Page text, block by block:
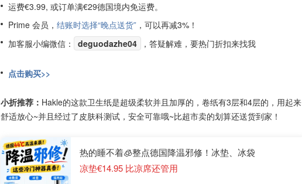
运费€3.99, 或订单满€29德国境内免运费。
Prime 会员， 结账时选择“晚点送货” ，可以再减3%！
加客服小编微信：
deguodazhe04 ，答疑解难，要热门折扣来找我
点击购买>>
小折推荐： Hakle的这款卫生纸是超级柔软并且加厚的，卷纸有3层和4层的，用起来
舒适放心~并且经过了皮肤科测试，安全可靠哦~比超市卖的划算还送货到家！
热的睡不着🧊整点德国降温邪修！冰垫、冰袋
凉垫€14.95 比凉席还管用